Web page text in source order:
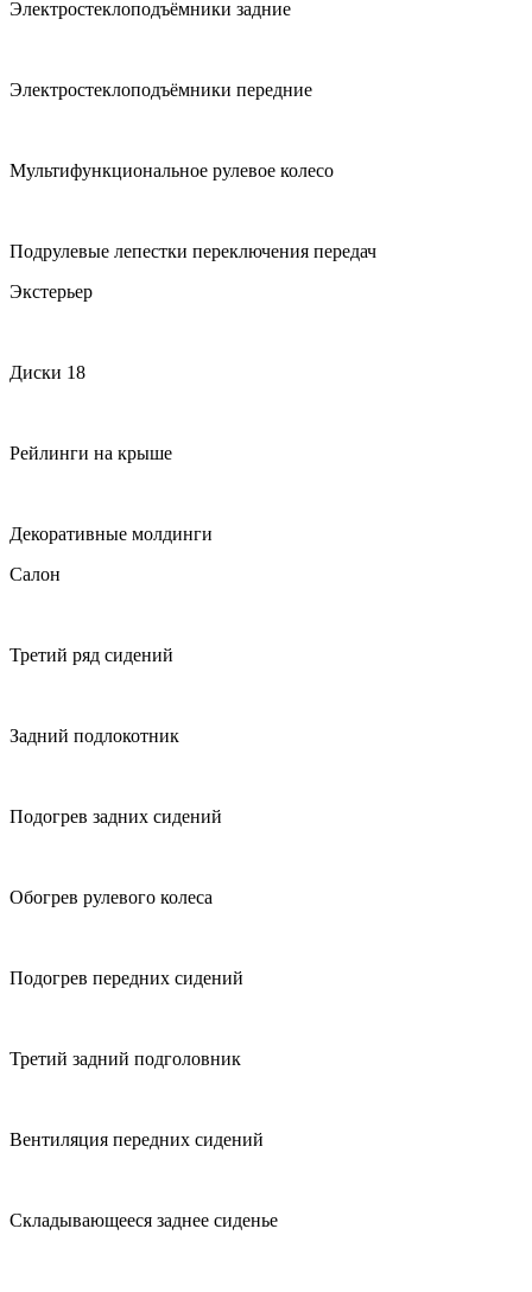
Электростеклоподъёмники задние
Электростеклоподъёмники передние
Мультифункциональное рулевое колесо
Подрулевые лепестки переключения передач
Экстерьер
Диски 18
Рейлинги на крыше
Декоративные молдинги
Салон
Третий ряд сидений
Задний подлокотник
Подогрев задних сидений
Обогрев рулевого колеса
Подогрев передних сидений
Третий задний подголовник
Вентиляция передних сидений
Складывающееся заднее сиденье